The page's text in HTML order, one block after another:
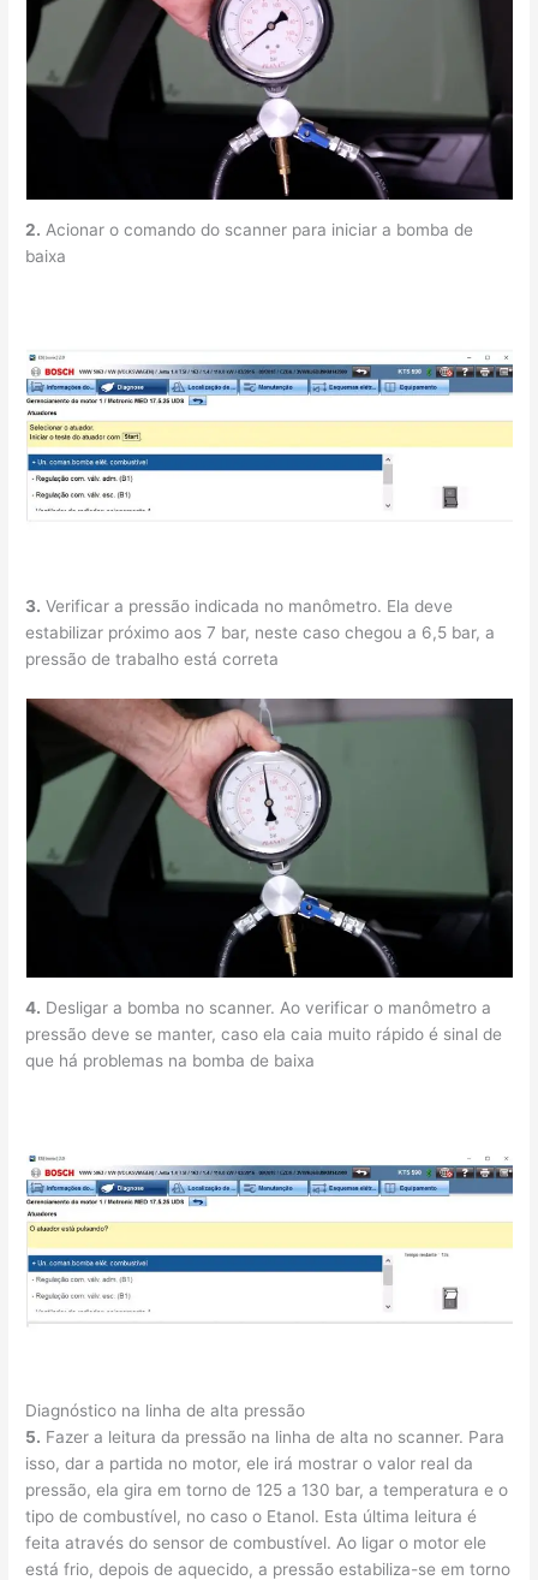
2. Acionar o comando do scanner para iniciar a bomba de
baixa
3. Verificar a pressão indicada no manômetro. Ela deve
estabilizar próximo aos 7 bar, neste caso chegou a 6,5 bar, a
pressão de trabalho está correta
4. Desligar a bomba no scanner. Ao verificar o manômetro a
pressão deve se manter, caso ela caia muito rápido é sinal de
que há problemas na bomba de baixa
Diagnóstico na linha de alta pressão
5. Fazer a leitura da pressão na linha de alta no scanner. Para
isso, dar a partida no motor, ele irá mostrar o valor real da
pressão, ela gira em torno de 125 a 130 bar, a temperatura e o
tipo de combustível, no caso o Etanol. Esta última leitura é
feita através do sensor de combustível. Ao ligar o motor ele
está frio, depois de aquecido, a pressão estabiliza-se em torno